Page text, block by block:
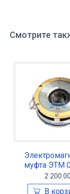
Смотрите
муфта ЭТМ
2 200.00